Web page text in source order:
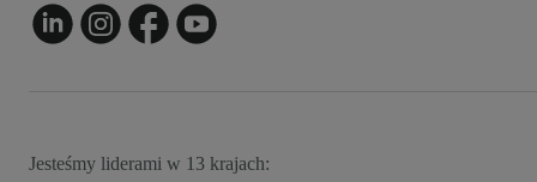
Jesteśmy liderami w 13 krajach: